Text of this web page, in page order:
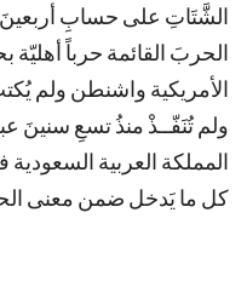
الشَّتَاتِ على حسابِ
الحربَ القائمة حرباً
الأمريكية واشنطن ولم يُكتبْ
ولم تُنَفّــذْ منذُ تسعِ سنينَ
المملكة العربية
كل ما يَدخل ضمن معنى